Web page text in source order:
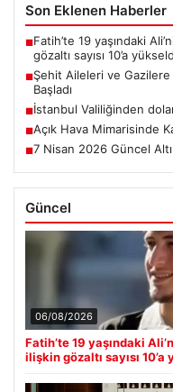
Son Eklenen Haberler
■Fatih’te 19 yaşındaki
gözaltı sayısı 10’a
■Şehit Aileleri ve
Başladı
■İstanbul Valiliğinden
■Açık Hava Mimarisinde
■7 Nisan 2026 Güncel
Güncel
06/08/2026
Fatih’te 19 yaşındaki
ilişkin gözaltı sayısı 10’a